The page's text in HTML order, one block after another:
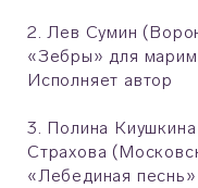
2. Лев Сумин
«Зебры» для
Исполняет автор
3. Полина
Страхова
«Лебединая